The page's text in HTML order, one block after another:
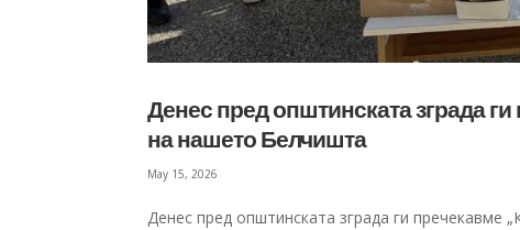
Денес пред општинската зграда ги
на нашето Белчишта
May 15, 2026
Денес пред општинската зграда ги пречекавме